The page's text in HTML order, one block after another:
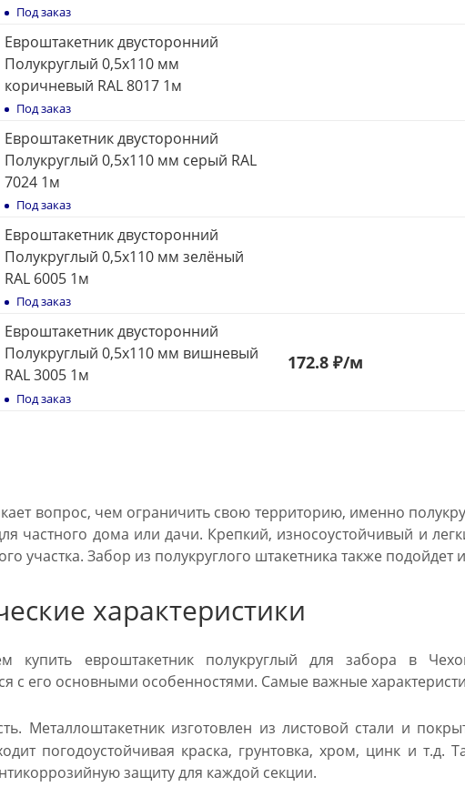
Под заказ
Евроштакетник двусторонний
Полукруглый 0,5x110 мм
коричневый RAL 8017 1м
Под заказ
Евроштакетник двусторонний
Полукруглый 0,5x110 мм серый RAL
7024 1м
Под заказ
Евроштакетник двусторонний
Полукруглый 0,5x110 мм зелёный
RAL 6005 1м
Под заказ
Евроштакетник двусторонний
Полукруглый 0,5x110 мм вишневый
RAL 3005 1м
Под заказ
172.8 ₽/м
вопрос, чем ограничить свою территорию, именно
частного дома или дачи. Крепкий, износоустойчивый и
участка. Забор из полукруглого штакетника также
характеристики
купить евроштакетник полукруглый для забора в
с его основными особенностями. Самые важные
Металлоштакетник изготовлен из листовой стали и
погодоустойчивая краска, грунтовка, хром, цинк и т.д.
защиту для каждой секции.